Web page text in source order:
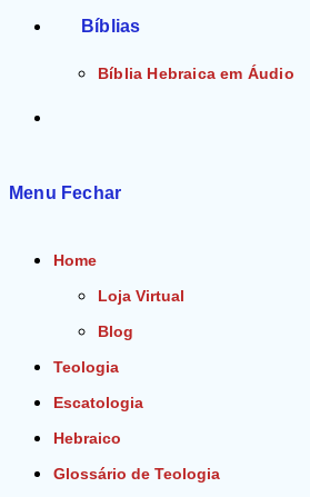
Bíblias
Bíblia Hebraica em Áudio
Menu Fechar
Home
Loja Virtual
Blog
Teologia
Escatologia
Hebraico
Glossário de Teologia